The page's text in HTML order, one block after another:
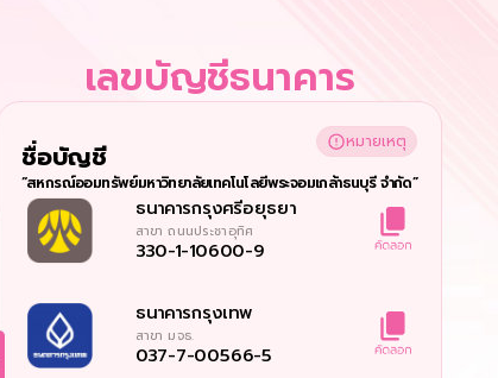
เลขบัญชีธนาคาร
ชื่อบัญชี
หมายเหตุ
“สหกรณ์ออมทรัพย์มหาวิทยาลัยเทคโนโลยีพระจอมเกล้าธนบุรี จำกัด”
ธนาคารกรุงศรีอยุธยา
สาขาถนนประชาอุทิศ
330-1-10600-9
ธนาคารกรุงเทพ
สาขา มจธ.
037-7-00566-5